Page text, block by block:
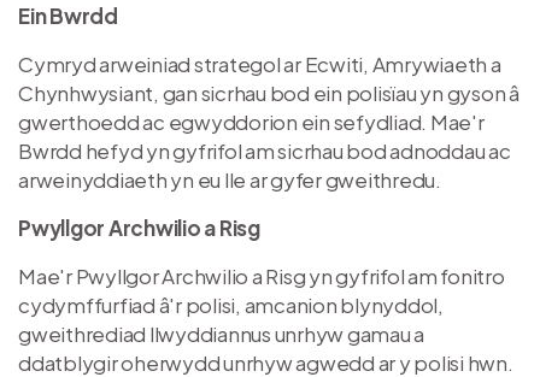
Ein Bwrdd
Cymryd arweiniad strategol ar Ecwiti, Amrywiaeth a
Chynhwysiant, gan sicrhau bod ein polisïau yn gyson â
gwerthoedd ac egwyddorion ein sefydliad. Mae'r
Bwrdd hefyd yn gyfrifol am sicrhau bod adnoddau ac
arweinyddiaeth yn eu lle ar gyfer gweithredu.
Pwyllgor Archwilio a Risg
Mae'r Pwyllgor Archwilio a Risg yn gyfrifol am fonitro
cydymffurfiad â'r polisi, amcanion blynyddol,
gweithrediad llwyddiannus unrhyw gamau a
ddatblygir oherwydd unrhyw agwedd ar y polisi hwn.